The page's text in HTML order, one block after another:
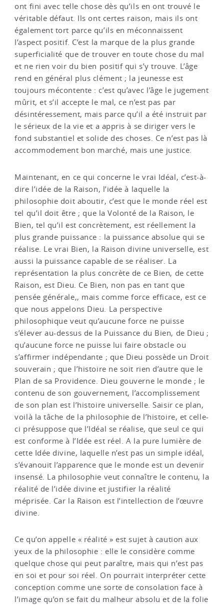
ont fini avec telle chose dès qu’ils en ont trouvé le
véritable défaut. Ils ont certes raison, mais ils ont
également tort parce qu’ils en méconnaissent
l’aspect positif. C’est la marque de la plus grande
superficialité que de trouver en toute chose du mal
et ne rien voir du bien positif qui s’y trouve. L’âge
rend en général plus clément ; la jeunesse est
toujours mécontente : c’est qu’avec l’âge le jugement
mûrit, et s’il accepte le mal, ce n’est pas par
désintéressement, mais parce qu’il a été instruit par
le sérieux de la vie et a appris à se diriger vers le
fond substantiel et solide des choses. Ce n’est pas là
accommodement bon marché, mais une justice.
Maintenant, en ce qui concerne le vrai Idéal, c’est-à-
dire l’idée de la Raison, l’idée à laquelle la
philosophie doit aboutir, c’est que le monde réel est
tel qu’il doit être ; que la Volonté de la Raison, le
Bien, tel qu’il est concrètement, est réellement la
plus grande puissance : la puissance absolue qui se
réalise. Le vrai Bien, la Raison divine universelle, est
aussi la puissance capable de se réaliser. La
représentation la plus concrète de ce Bien, de cette
Raison, est Dieu. Ce Bien, non pas en tant que
pensée générale,, mais comme force efficace, est ce
que nous appelons Dieu. La perspective
philosophique veut qu’aucune force ne puisse
s’élever au-dessus de la Puissance du Bien, de Dieu ;
qu’aucune force ne puisse lui faire obstacle ou
s’affirmer indépendante ; que Dieu possède un Droit
souverain ; que l’histoire ne soit rien d’autre que le
Plan de sa Providence. Dieu gouverne le monde ; le
contenu de son gouvernement, l’accomplissement
de son plan est l’histoire universelle. Saisir ce plan,
voilà la tâche de la philosophie de l’histoire, et celle-
ci présuppose que l’Idéal se réalise, que seul ce qui
est conforme à l’Idée est réel. A la pure lumière de
cette Idée divine, laquelle n’est pas un simple idéal,
s’évanouit l’apparence que le monde est un devenir
insensé. La philosophie veut connaître le contenu, la
réalité de l’idée divine et justifier la réalité
méprisée. Car la Raison est l’intellection de l’œuvre
divine.
Ce qu’on appelle « réalité » est sujet à caution aux
yeux de la philosophie : elle le considère comme
quelque chose qui peut paraître, mais qui n’est pas
en soi et pour soi réel. On pourrait interpréter cette
conception comme une sorte de consolation face à
l’image qu’on se fait du malheur absolu et de la folie